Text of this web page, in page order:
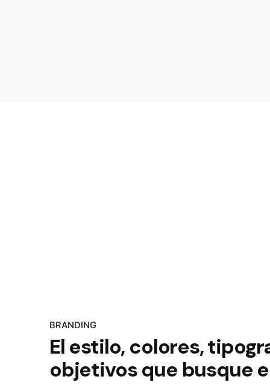
BRANDING
El estilo, colores,
objetivos que busque